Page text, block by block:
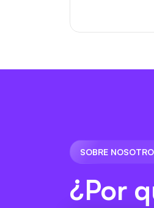
SOBRE
¿Por